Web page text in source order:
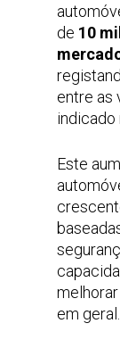
de 10
entre as
indicado
Este
em geral.